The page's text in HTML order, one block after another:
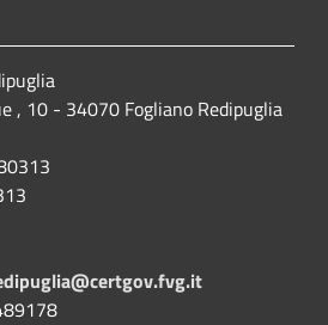
, 10 - 34070 Fogliano Redipuglia